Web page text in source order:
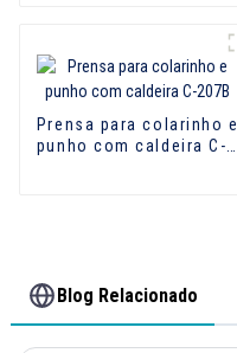
Prensa para colarinho e
punho com caldeira C-
Blog Relacionado